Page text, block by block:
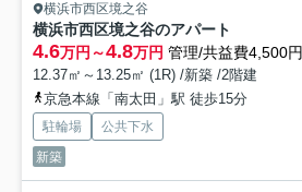
横浜市西区境之谷
横浜市西区境之谷のアパート
4.6万円～4.8万円 管理/共益費4,500円
12.37㎡～13.25㎡ (1R) /新築 /2階建
京急本線「南太田」駅 徒歩15分
駐輪場
公共下水
新築